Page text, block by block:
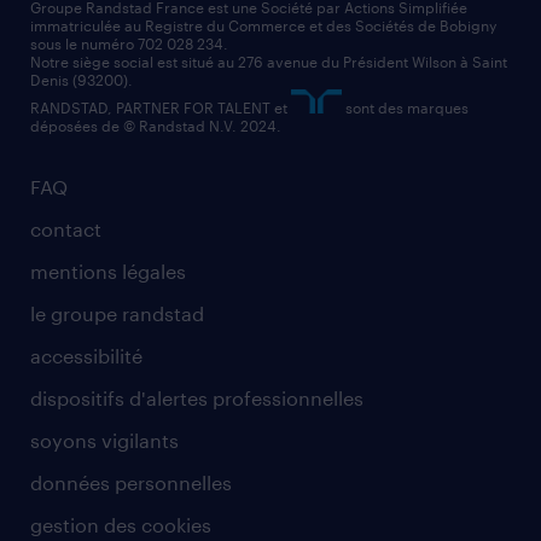
assistant administratif
comptable
FAQ
contact
mentions légales
le groupe randstad
accessibilité
dispositifs d'alertes professionnelles
soyons vigilants
données personnelles
gestion des cookies
Groupe Randstad France est une Société par Actions Simplifiée
immatriculée au Registre du Commerce et des Sociétés de Bobigny
sous le numéro 702 028 234.
Notre siège social est situé au 276 avenue du Président Wilson à Saint
Denis (93200).
RANDSTAD, PARTNER FOR TALENT et
sont des marques
déposées de © Randstad N.V. 2024.